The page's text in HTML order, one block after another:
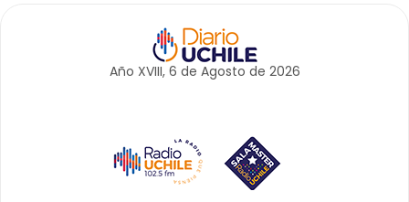
Año XVIII, 6 de Agosto de 2026